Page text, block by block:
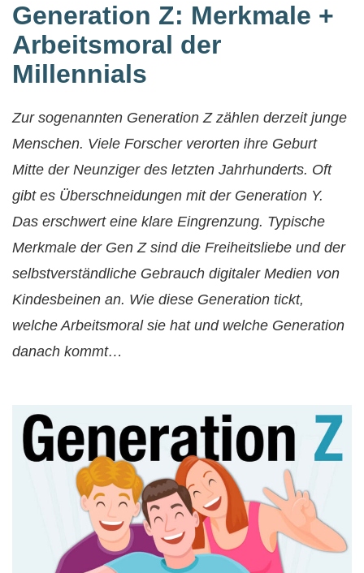
Generation Z: Merkmale +
Arbeitsmoral der
Millennials
Zur sogenannten Generation Z zählen derzeit junge
Menschen. Viele Forscher verorten ihre Geburt
Mitte der Neunziger des letzten Jahrhunderts. Oft
gibt es Überschneidungen mit der Generation Y.
Das erschwert eine klare Eingrenzung. Typische
Merkmale der Gen Z sind die Freiheitsliebe und der
selbstverständliche Gebrauch digitaler Medien von
Kindesbeinen an. Wie diese Generation tickt,
welche Arbeitsmoral sie hat und welche Generation
danach kommt…